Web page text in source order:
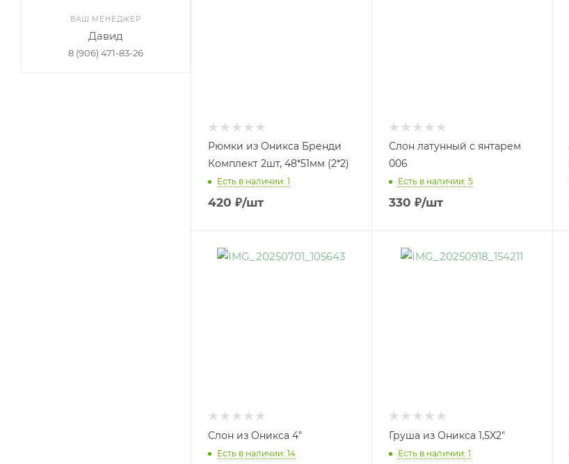
Рюмки из Оникса Бренди
Комплект 2шт, 48*51мм (2*2)
Есть в наличии: 1
420 ₽/шт
Слон латунный с янтарем
006
Есть в наличии: 5
330 ₽/шт
Слон из Оникса 4"
Есть в наличии: 14
Груша из Оникса 1,5X2"
Есть в наличии: 1
ВАШ МЕНЕДЖЕР
Давид
8 (906) 471-83-26